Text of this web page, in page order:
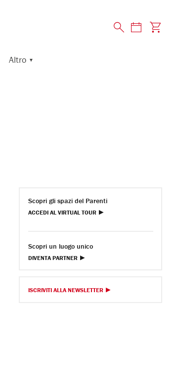
Altro
Scopri gli spazi del Parenti
ACCEDI AL VIRTUAL TOUR
Scopri un luogo unico
DIVENTA PARTNER
ISCRIVITI ALLA NEWSLETTER